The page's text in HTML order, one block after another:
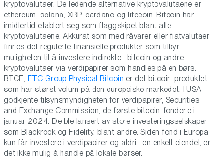
kryptovalutaer. De ledende alternative kryptovalutaene er
ethereum, solana, XRP, cardano og litecoin. Bitcoin har
imidlertid etablert seg som flaggskipet blant alle
kryptovalutaene. Akkurat som med råvarer eller fiatvalutaer
finnes det regulerte finansielle produkter som tilbyr
muligheten til å investere indirekte i bitcoin og andre
kryptovalutaer via verdipapirer som handles på en børs.
BTCE, ETC Group Physical Bitcoin er det bitcoin-produktet
som har størst volum på den europeiske markedet. I USA
godkjente tilsynsmyndigheten for verdipapirer, Securities
and Exchange Commission, de første bitcoin-fondene i
januar 2024. De ble lansert av store investeringsselskaper
som Blackrock og Fidelity, blant andre. Siden fond i Europa
kun får investere i verdipapirer og aldri i en enkelt eiendel, er
det ikke mulig å handle på lokale børser.